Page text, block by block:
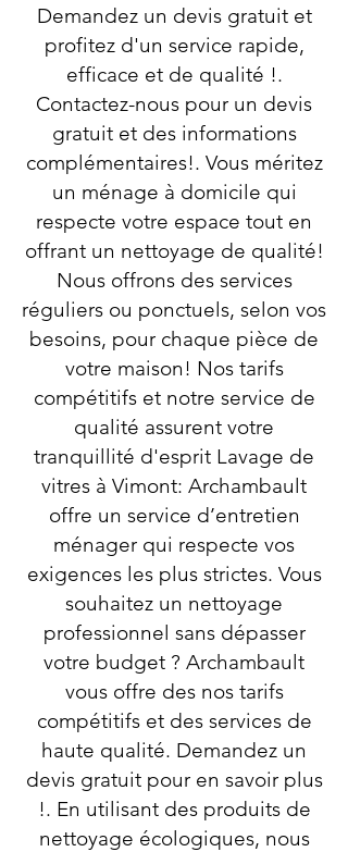
Demandez un devis gratuit et
profitez d'un service rapide,
efficace et de qualité !.
Contactez-nous pour un devis
gratuit et des informations
complémentaires!. Vous méritez
un ménage à domicile qui
respecte votre espace tout en
offrant un nettoyage de qualité!
Nous offrons des services
réguliers ou ponctuels, selon vos
besoins, pour chaque pièce de
votre maison! Nos tarifs
compétitifs et notre service de
qualité assurent votre
tranquillité d'esprit Lavage de
vitres à Vimont: Archambault
offre un service d’entretien
ménager qui respecte vos
exigences les plus strictes. Vous
souhaitez un nettoyage
professionnel sans dépasser
votre budget ? Archambault
vous offre des nos tarifs
compétitifs et des services de
haute qualité. Demandez un
devis gratuit pour en savoir plus
!. En utilisant des produits de
nettoyage écologiques, nous